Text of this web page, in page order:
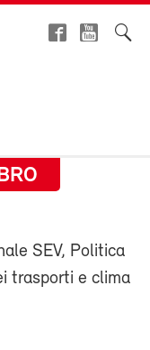
SEV, Politica
trasporti e clima